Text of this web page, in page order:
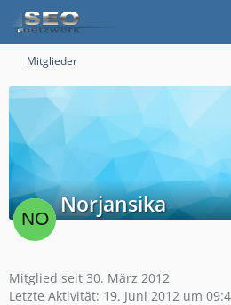
Mitglieder
Norjansika
Mitglied seit 30. März 2012
Letzte Aktivität: 19. Juni 2012 um